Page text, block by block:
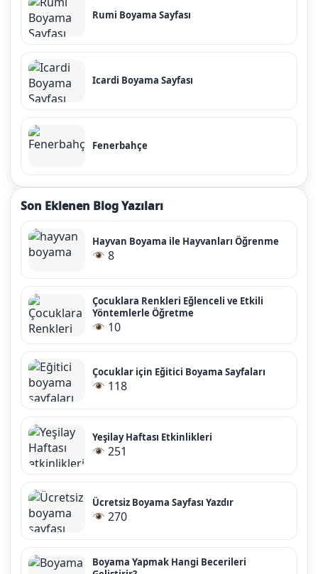
Rumi Boyama Sayfası
Icardi Boyama Sayfası
Fenerbahçe
Son Eklenen Blog Yazıları
Hayvan Boyama ile Hayvanları Öğrenme
8
Çocuklara Renkleri Eğlenceli ve Etkili
Yöntemlerle Öğretme
10
Çocuklar için Eğitici Boyama Sayfaları
118
Yeşilay Haftası Etkinlikleri
251
Ücretsiz Boyama Sayfası Yazdır
270
Boyama Yapmak Hangi Becerileri